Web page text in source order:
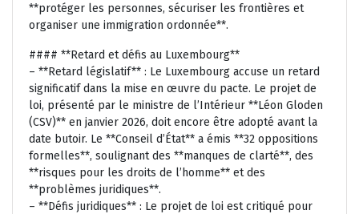
**protéger les personnes, sécuriser les frontières et
organiser une immigration ordonnée**.
#### **Retard et défis au Luxembourg**
– **Retard législatif** : Le Luxembourg accuse un retard
significatif dans la mise en œuvre du pacte. Le projet de
loi, présenté par le ministre de l’Intérieur **Léon Gloden
(CSV)** en janvier 2026, doit encore être adopté avant la
date butoir. Le **Conseil d’État** a émis **32 oppositions
formelles**, soulignant des **manques de clarté**, des
**risques pour les droits de l’homme** et des
**problèmes juridiques**.
– **Défis juridiques** : Le projet de loi est critiqué pour